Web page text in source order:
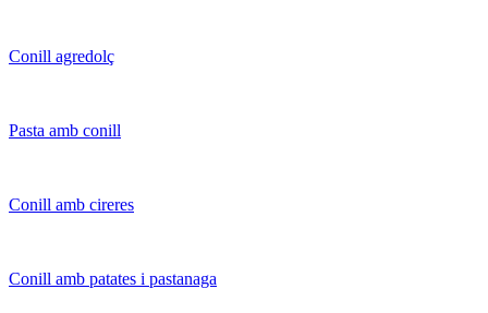
Conill agredolç
Pasta amb conill
Conill amb cireres
Conill amb patates i pastanaga